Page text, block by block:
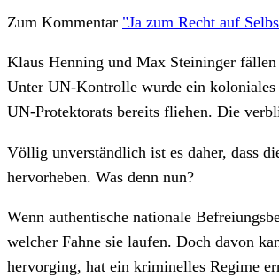
Zum Kommentar "Ja zum Recht auf
Klaus Henning und Max Steininger
Unter UN-Kontrolle wurde ein koloniales
UN-Protektorats bereits fliehen. Die
Völlig unverständlich ist es daher, dass
hervorheben. Was denn nun?
Wenn authentische nationale
welcher Fahne sie laufen. Doch davon
hervorging, hat ein kriminelles Regime